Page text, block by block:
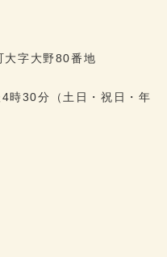
字大野80番地
時30分（土日・祝日・年